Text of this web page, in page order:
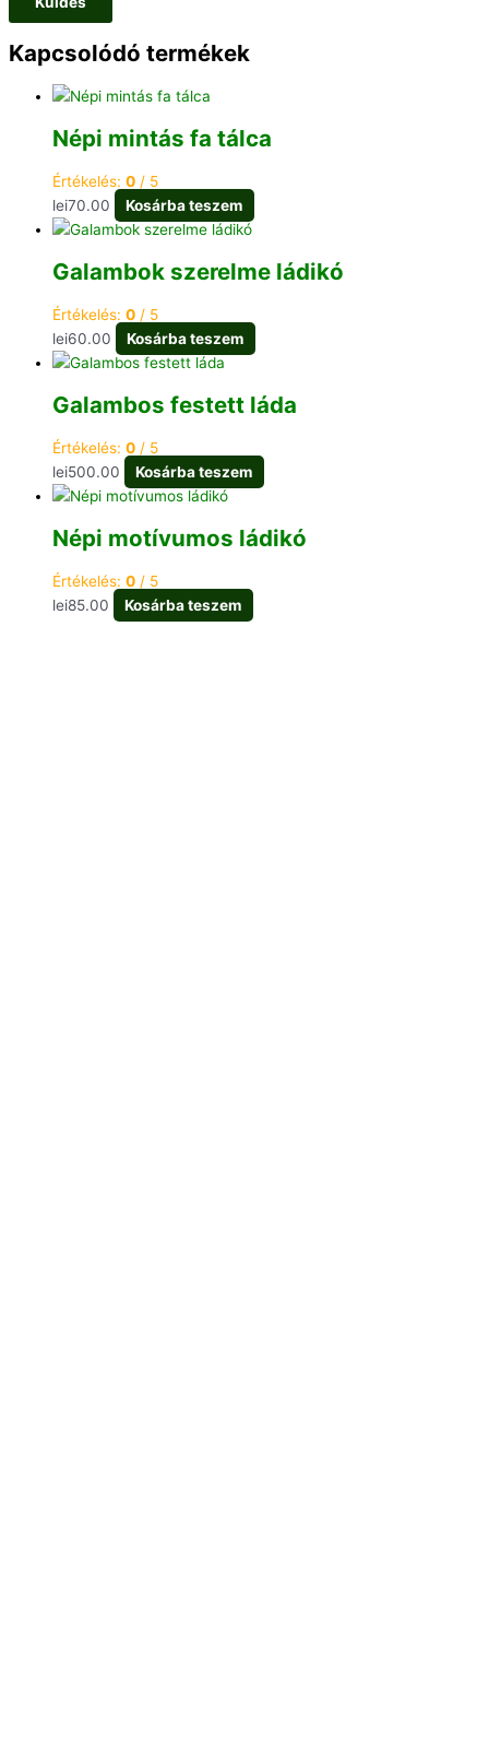
Kapcsolódó termékek
Népi mintás fa tálca
Értékelés: 0 / 5
lei70.00 Kosárba teszem
Galambok szerelme ládikó
Értékelés: 0 / 5
lei60.00 Kosárba teszem
Galambos festett láda
Értékelés: 0 / 5
lei500.00 Kosárba teszem
Népi motívumos ládikó
Értékelés: 0 / 5
lei85.00 Kosárba teszem